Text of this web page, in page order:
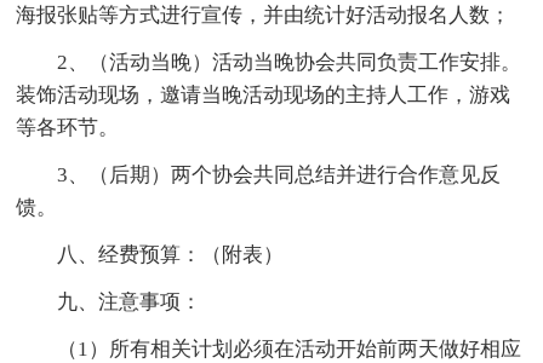
海报张贴等方式进行宣传，并由统计好活动报名人数；
2、（活动当晚）活动当晚协会共同负责工作安排。
装饰活动现场，邀请当晚活动现场的主持人工作，游戏
等各环节。
3、（后期）两个协会共同总结并进行合作意见反
馈。
八、经费预算：（附表）
九、注意事项：
（1）所有相关计划必须在活动开始前两天做好相应